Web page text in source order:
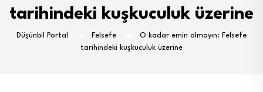
tarihindeki kuşkuculuk üzerine
Düşünbil Portal Felsefe
O kadar emin olmayın: Felsefe
tarihindeki kuşkuculuk üzerine